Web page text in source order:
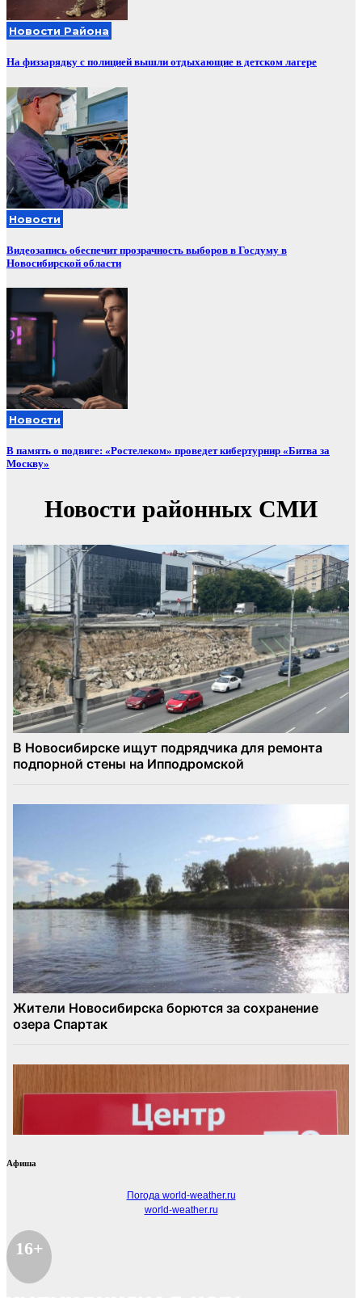
Новости Района
На физзарядку с полицией вышли отдыхающие в детском лагере
Новости
Видеозапись обеспечит прозрачность выборов в Госдуму в
Новосибирской области
Новости
В память о подвиге: «Ростелеком» проведет кибертурнир «Битва за
Москву»
Афиша
Погода world-weather.ru
world-weather.ru
16+